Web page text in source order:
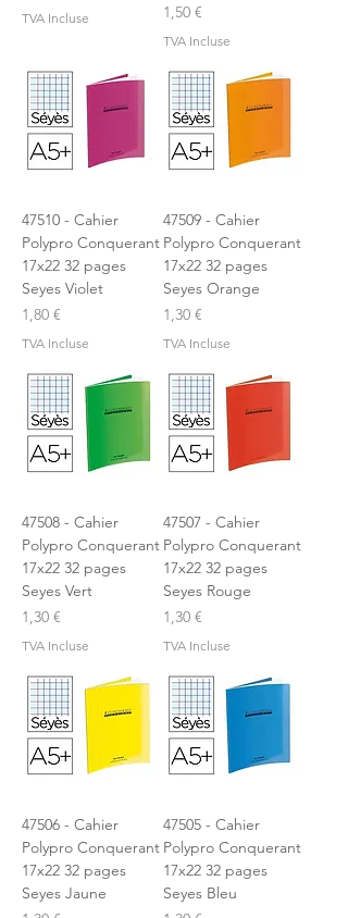
TVA Incluse
Prix
1,50 €
TVA Incluse
47510 - Cahier
Polypro Conquerant
17x22 32 pages
Seyes Violet
Prix
1,80 €
TVA Incluse
47509 - Cahier
Polypro Conquerant
17x22 32 pages
Seyes Orange
Prix
1,30 €
TVA Incluse
47508 - Cahier
Polypro Conquerant
17x22 32 pages
Seyes Vert
Prix
1,30 €
TVA Incluse
47507 - Cahier
Polypro Conquerant
17x22 32 pages
Seyes Rouge
Prix
1,30 €
TVA Incluse
47506 - Cahier
Polypro Conquerant
17x22 32 pages
Seyes Jaune
47505 - Cahier
Polypro Conquerant
17x22 32 pages
Seyes Bleu